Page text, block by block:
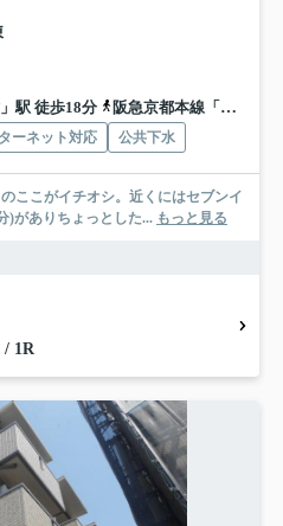
駅 徒歩18分
阪急京都本線「摂津市」駅 徒歩51分
ーネット対応 公共下水
ここがイチオシ。近くにはセブンイ
)がありちょっとした... もっと見る
/ 1R